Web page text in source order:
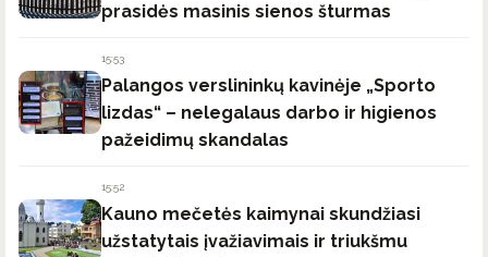
prasidės masinis sienos šturmas
15:53
Palangos verslininkų kavinėje „Sporto
lizdas“ – nelegalaus darbo ir higienos
pažeidimų skandalas
15:52
Kauno mečetės kaimynai skundžiasi
užstatytais įvažiavimais ir triukšmu